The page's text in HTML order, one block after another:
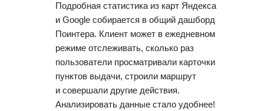
Подробная статистика из карт Яндекса
и Google собирается в общий дашборд
Поинтера. Клиент может в ежедневном
режиме отслеживать, сколько раз
пользователи просматривали карточки
пунктов выдачи, строили маршрут
и совершали другие действия.
Анализировать данные стало удобнее!